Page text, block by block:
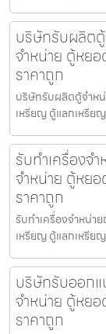
บริษัทรับผลิตตู้
จำหน่าย ตู้หย
ราคาถูก
บริษัทรับผลิตตู้จำห
เหรียญ ตู้แลกเหรีย
รับทำเครื่องจ
จำหน่าย ตู้หย
ราคาถูก
รับทำเครื่องจำหน่า
เหรียญ ตู้แลกเหรีย
บริษัทรับออกแ
จำหน่าย ตู้หย
ราคาถูก